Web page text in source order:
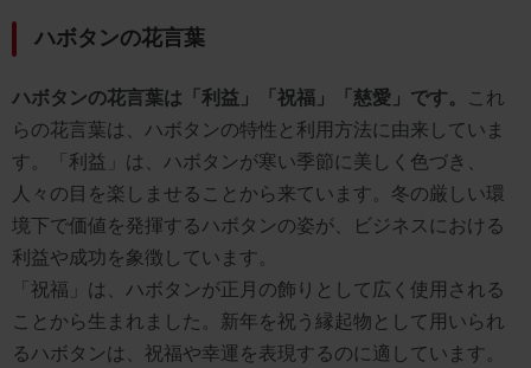
ハボタンの花言葉
ハボタンの花言葉は「利益」「祝福」「慈愛」です。 これ
らの花言葉は、ハボタンの特性と利用方法に由来していま
す。「利益」は、ハボタンが寒い季節に美しく色づき、
人々の目を楽しませることから来ています。冬の厳しい環
境下で価値を発揮するハボタンの姿が、ビジネスにおける
利益や成功を象徴しています。
「祝福」は、ハボタンが正月の飾りとして広く使用される
ことから生まれました。新年を祝う縁起物として用いられ
るハボタンは、祝福や幸運を表現するのに適しています。